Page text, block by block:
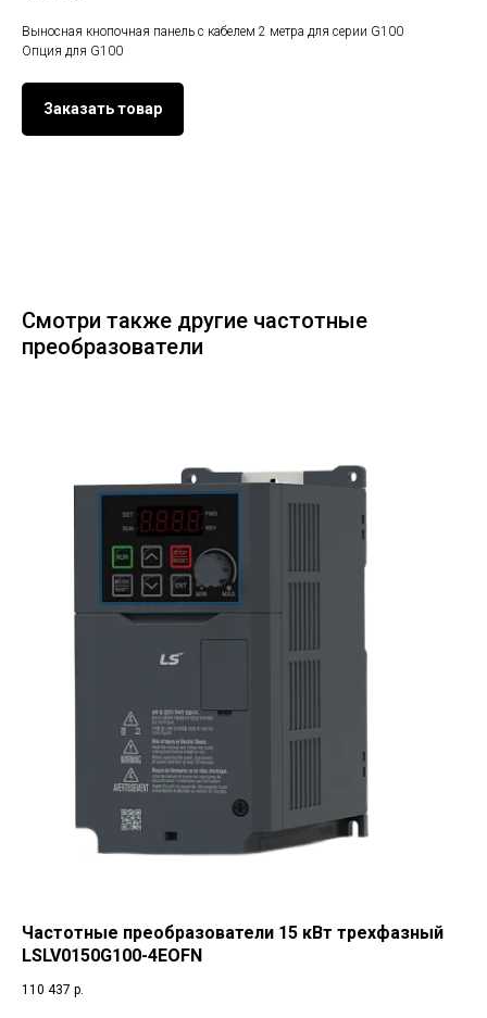
Выносная кнопочная панель с кабелем 2 метра для серии G100
Опция для G100
Заказать товар
Смотри также другие частотные
преобразователи
Частотные преобразователи 15 кВт трехфазный
LSLV0150G100-4EOFN
110 437 р.